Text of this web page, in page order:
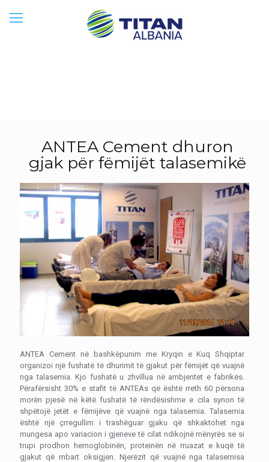
ANTEA Cement dhuron
gjak për fëmijët talasemikë
ANTEA Cement në bashkëpunim me Kryqin e Kuq Shqiptar
organizoi një fushatë të dhurimit të gjakut për fëmijët që vuajnë
nga talasemia. Kjo fushatë u zhvillua në ambjentet e fabrikës.
Përafërsisht 30% e stafit të ANTEAs që është rreth 60 përsona
morën pjesë në këtë fushatë të rëndësishme e cila synon të
shpëtojë jetët e fëmijëve që vuajnë nga talasemia.
Talasemia
është një çrregullim i trashëguar gjaku që shkaktohet nga
mungesa apo variacion i gjeneve të cilat ndikojnë mënyrës se si
trupi prodhon hemoglobinën, proteinën në rruazat e kuqë të
gjakut që mbart oksigjen. Njerëzit që vuajnë nga talasemisa